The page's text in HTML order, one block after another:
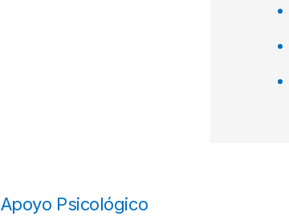
Apoyo Psicológico